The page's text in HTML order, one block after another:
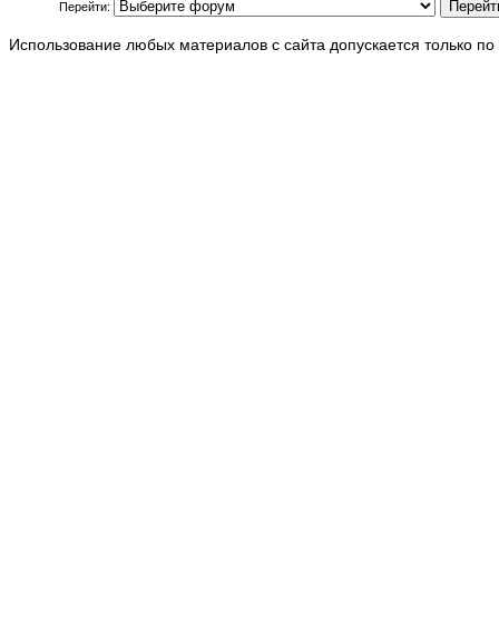
Перейти:
Использование любых материалов с сайта допускается только